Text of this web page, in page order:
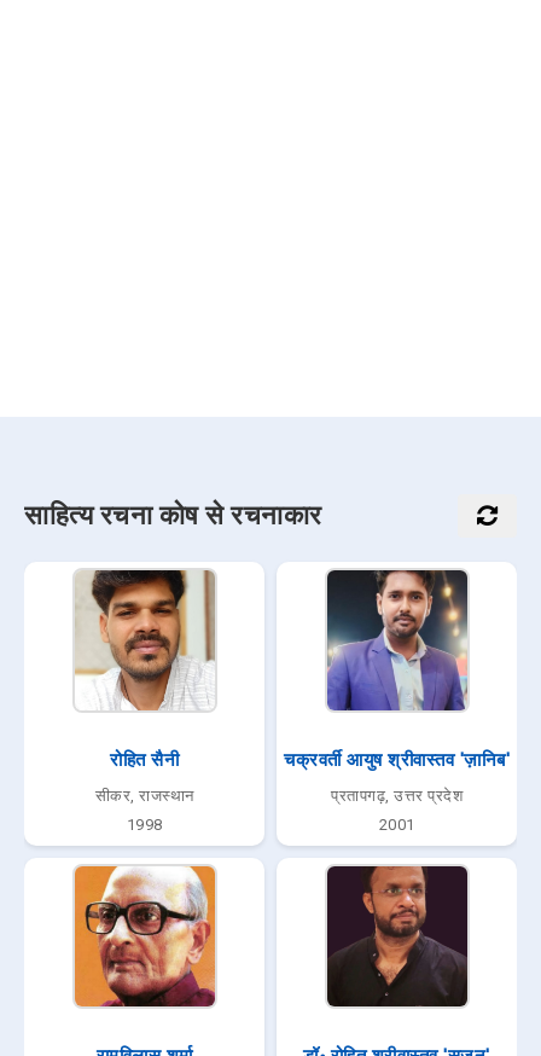
साहित्य रचना कोष से रचनाकार
रोहित सैनी
सीकर, राजस्थान
1998
चक्रवर्ती आयुष श्रीवास्तव 'ज़ानिब'
प्रतापगढ़, उत्तर प्रदेश
2001